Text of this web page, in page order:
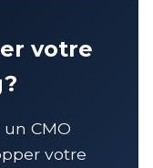
votre
CMO
votre